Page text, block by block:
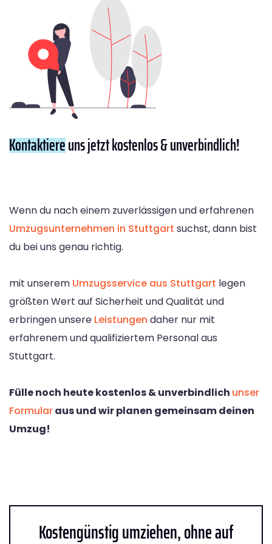
Kontaktiereuns jetzt kostenlos & unverbindlich!
Wenn du nach einem zuverlässigen und erfahrenen
Umzugsunternehmen in Stuttgart suchst, dann bist
du bei uns genau richtig.
mit unserem Umzugsservice aus Stuttgart legen
größten Wert auf Sicherheit und Qualität und
erbringen unsere Leistungen daher nur mit
erfahrenem und qualifiziertem Personal aus
Stuttgart.
Fülle noch heute kostenlos & unverbindlich unser
Formularaus und wir planen gemeinsam deinen
Umzug!
Kostengünstig umziehen, ohne auf